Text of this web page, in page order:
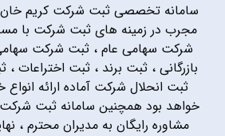
سامانه تخصصی ثبت شرکت کریم خان
مجرب در زمینه های ثبت شرکت با
شرکت سهامی عام ، ثبت شرکت
بازرگانی ، ثبت برند ، ثبت اختراعات
ثبت انحلال شرکت آماده ارائه
خواهد بود همچنین سامانه ثبت
مشاوره رایگان به مدیران محترم ،